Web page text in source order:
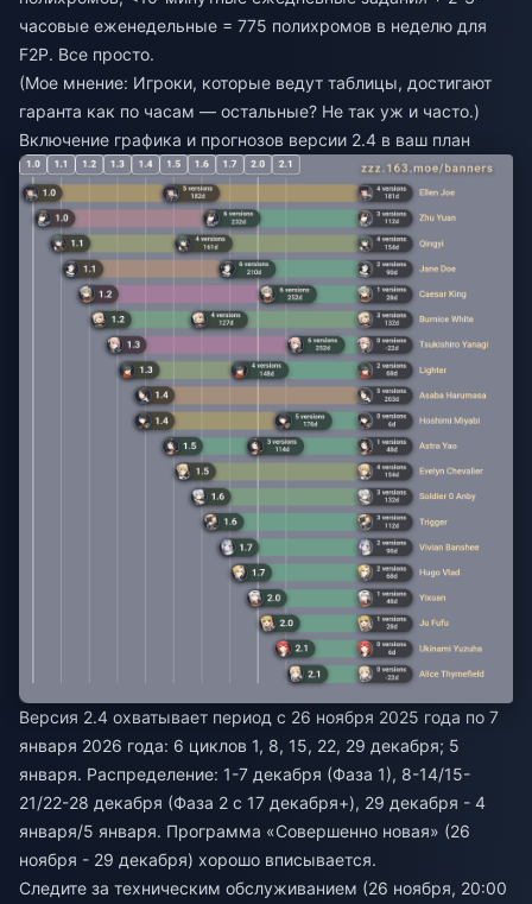
часовые еженедельные = 775 полихромов в неделю для
F2P. Все просто.
(Мое мнение: Игроки, которые ведут таблицы, достигают
гаранта как по часам — остальные? Не так уж и часто.)
Включение графика и прогнозов версии 2.4 в ваш план
Версия 2.4 охватывает период с 26 ноября 2025 года по 7
января 2026 года: 6 циклов 1, 8, 15, 22, 29 декабря; 5
января. Распределение: 1-7 декабря (Фаза 1), 8-14/15-
21/22-28 декабря (Фаза 2 с 17 декабря+), 29 декабря - 4
января/5 января. Программа «Совершенно новая» (26
ноября - 29 декабря) хорошо вписывается.
Следите за техническим обслуживанием (26 ноября, 20:00